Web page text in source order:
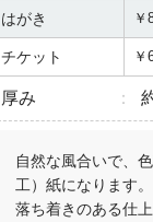
はがき ￥
チケット ￥
厚み
自然な風合いで、
工）紙になります。
落ち着きのある仕